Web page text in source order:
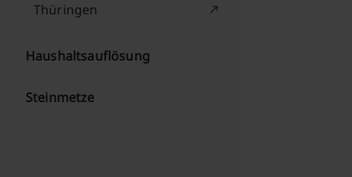
Thüringen
Haushaltsauflösung
Steinmetze